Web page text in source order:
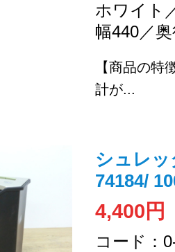
ホワイト
幅440／
【商品の特
計が...
シュレ
74184/
4,400円
コード：